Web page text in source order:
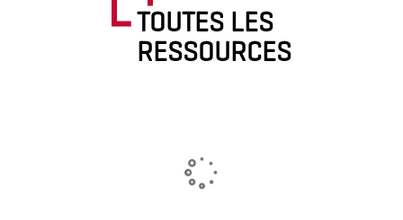
TOUTES LES
RESSOURCES